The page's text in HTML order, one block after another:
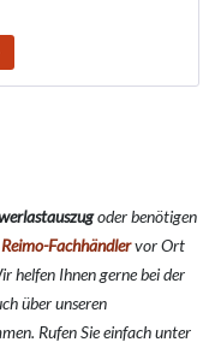
oder benötigen
Reimo-Fachhändlervor Ort
helfen Ihnen gerne bei der
über unseren
Rufen Sie einfach unter